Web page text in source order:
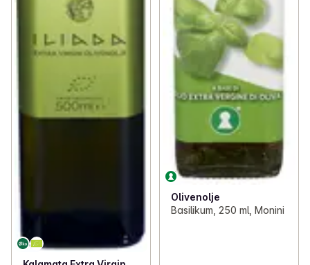
Olivenolje
Basilikum, 250 ml, Monini